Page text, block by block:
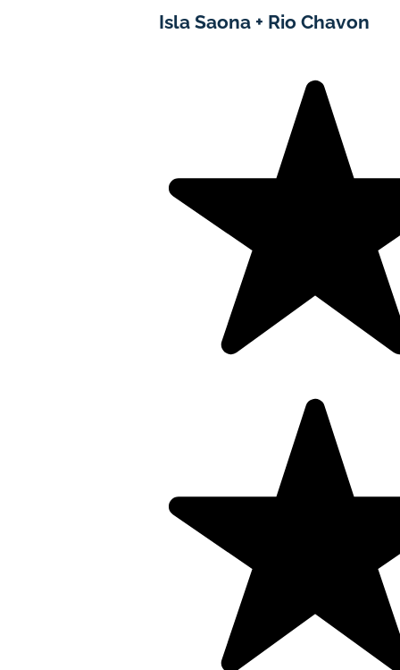
Isla Saona + Rio Chavon